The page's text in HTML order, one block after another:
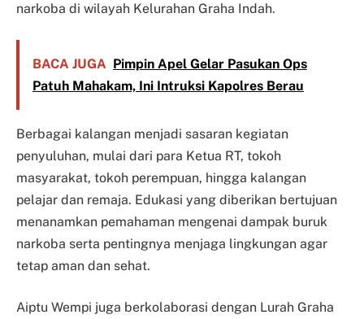
narkoba di wilayah Kelurahan Graha Indah.
BACA JUGA Pimpin Apel Gelar Pasukan Ops
Patuh Mahakam, Ini Intruksi Kapolres Berau
Berbagai kalangan menjadi sasaran kegiatan
penyuluhan, mulai dari para Ketua RT, tokoh
masyarakat, tokoh perempuan, hingga kalangan
pelajar dan remaja. Edukasi yang diberikan bertujuan
menanamkan pemahaman mengenai dampak buruk
narkoba serta pentingnya menjaga lingkungan agar
tetap aman dan sehat.
Aiptu Wempi juga berkolaborasi dengan Lurah Graha